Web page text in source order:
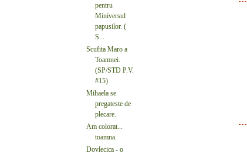
pentru
Miniversul
papusilor. (
S...
Scufita Maro a
Toamnei.
(SP/STD P.V.
#15)
Mihaela se
pregateste de
plecare.
Am colorat...
toamna.
Dovlecica - o